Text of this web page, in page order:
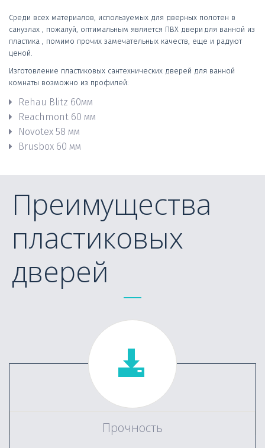
Среди всех материалов, используемых для дверных полотен в
санузлах , пожалуй, оптимальным является ПВХ двери для ванной из
пластика , помимо прочих замечательных качеств, еще и радуют
ценой.
Изготовление пластиковых сантехнических дверей для ванной
комнаты возможно из профилей:
Rehau Blitz 60мм
Reachmont 60 мм
Novotex 58 мм
Brusbox 60 мм
Преимущества
пластиковых
дверей
Прочность